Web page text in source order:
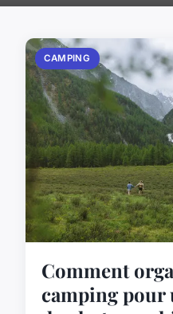
CAMPING
Comment
camping pour